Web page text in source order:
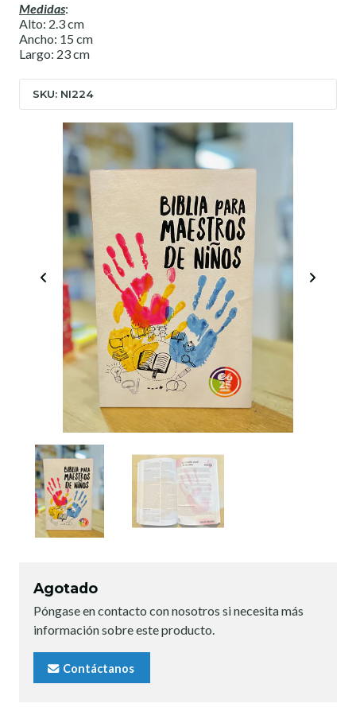
Medidas:
Alto: 2.3 cm
Ancho: 15 cm
Largo: 23 cm
SKU: NI224
Agotado
Póngase en contacto con nosotros si necesita más
información sobre este producto.
Contáctanos